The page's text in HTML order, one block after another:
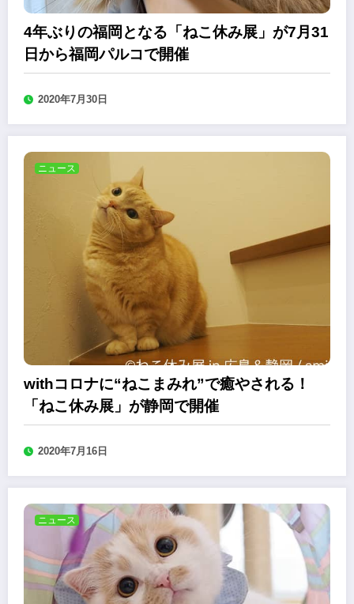
4年ぶりの福岡となる「ねこ休み展」が7月31
日から福岡パルコで開催
2020年7月30日
ニュース
withコロナに“ねこまみれ”で癒やされる！
「ねこ休み展」が静岡で開催
2020年7月16日
ニュース